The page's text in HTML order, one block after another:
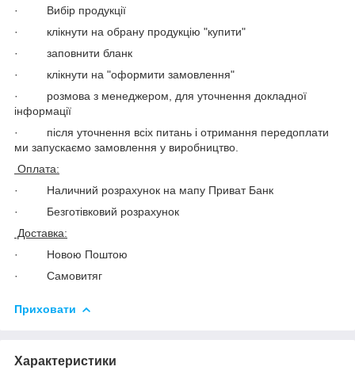
· Вибір продукції
· клікнути на обрану продукцію "купити"
· заповнити бланк
· клікнути на "оформити замовлення"
· розмова з менеджером, для уточнення докладної
інформації
· після уточнення всіх питань і отримання передоплати
ми запускаємо замовлення у виробництво.
Оплата:
· Наличний розрахунок на мапу Приват Банк
· Безготівковий розрахунок
Доставка:
· Новою Поштою
· Самовитяг
Приховати
Характеристики